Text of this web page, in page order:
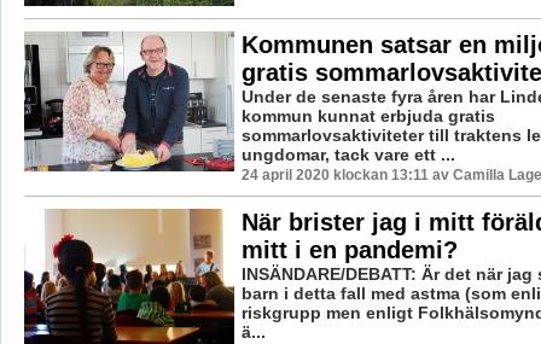
Kommunen satsar en
gratis
Under de senaste fyra åren har
kommun kunnat erbjuda gratis
sommarlovsaktiviteter till traktens
ungdomar, tack vare ett ...
24 april 2020 klockan 13:11 av Camilla
När brister jag i mitt
mitt i en pandemi?
INSÄNDARE/DEBATT: Är det när
barn i detta fall med astma (som
riskgrupp men enligt
ä...